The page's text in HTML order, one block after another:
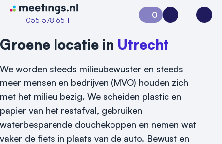
Naar home van Meetings
055 578 65 11
0
Aanvraag 0Inloggen
Groene locatie in Utrecht
We worden steeds milieubewuster en steeds
meer mensen en bedrijven (MVO) houden zich
met het milieu bezig. We scheiden plastic en
papier van het restafval, gebruiken
waterbesparende douchekoppen en nemen wat
vaker de fiets in plaats van de auto. Bewust en